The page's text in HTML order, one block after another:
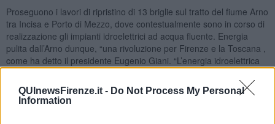
QUInewsFirenze.it - Do Not Process My Personal
Information
Proseguono i lavori di ripristino di 13 briglie sul tratto del fiume Arno
tra Incisa e Porto di Mezzo, dove contestualmente sono in corso di
realizzazione gli impianti idroelettrici ad acqua fluente. Energia
pulita dall’Arno dunque, “una rivoluzione per Firenze e la Toscana ,
come ha detto il presidente Eugenio Giani. “L’energia idroelettrica
dell’Arno – ha proseguito il presidente- , di cui si parlava da
decenni, finalmente diventa realtà. Grazie a un partner affidabile e
a un investimento significativo, stiamo utilizzando in modo